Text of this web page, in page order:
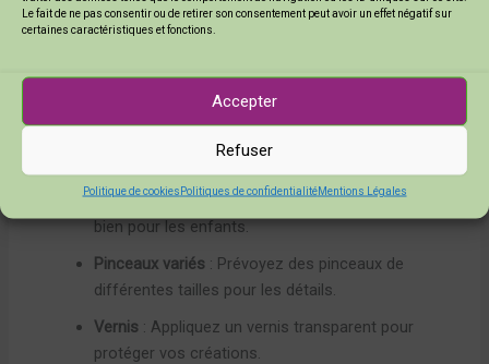
Le fait de ne pas consentir ou de retirer son consentement peut avoir un effet négatif sur
certaines caractéristiques et fonctions.
Accepter
Refuser
Politique de cookiesPolitiques de confidentialitéMentions Légales
Pour réussir la décoration de vosœufs en papier mâché, il
Peinture à base d’eau: Moins toxique, elle convient
bien pour les enfants.
Pinceaux variés : Prévoyez des pinceaux de
différentes tailles pour les détails.
Vernis : Appliquez un vernis transparent pour
protéger vos créations.